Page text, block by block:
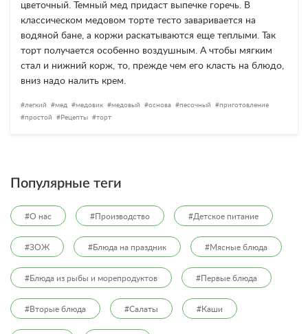
цветочный. Темный мед придаст выпечке горечь. В
классическом медовом торте тесто заваривается на
водяной бане, а коржи раскатываются еще теплыми. Так
торт получается особенно воздушным. А чтобы мягким
стал и нижний корж, то, прежде чем его класть на блюдо,
вниз надо налить крем.
легкий мед медовик медовый основа песочный
приготовление
простой
Рецепты торт
Популярные теги
#О нас #Производство #Детское питание
#ЗОЖ #Блюда на праздник #Мясные блюда
#Блюда из рыбы и морепродуктов #Первые блюда
#Вторые блюда #Салаты #Каши